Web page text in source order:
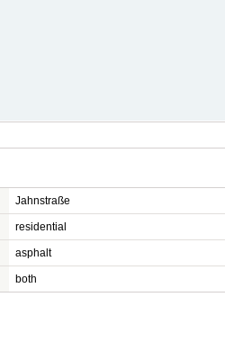
Jahnstraße
residential
asphalt
both